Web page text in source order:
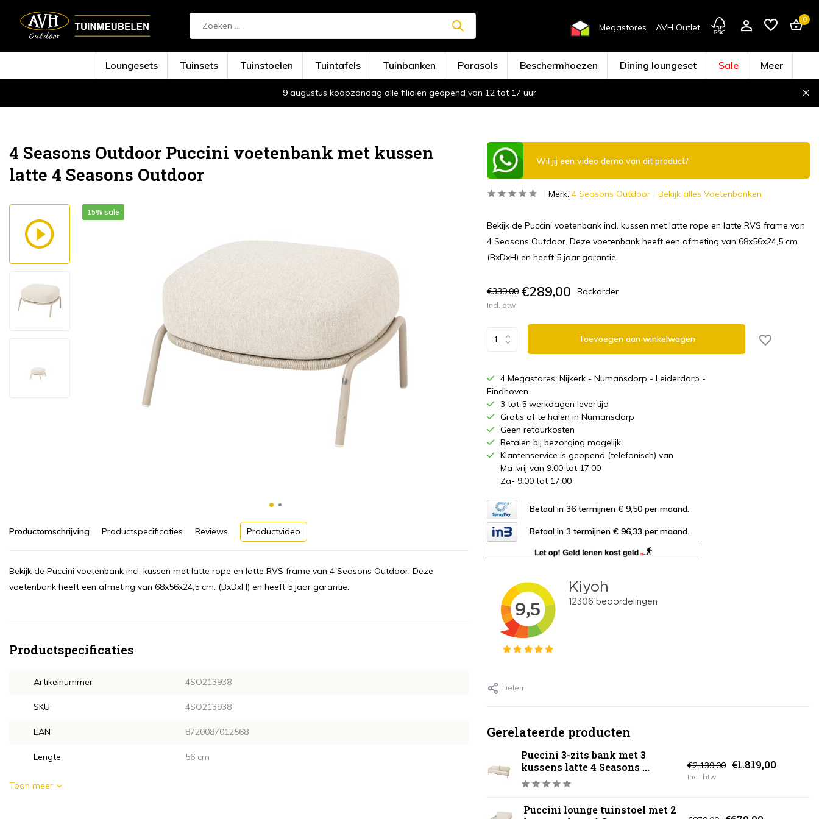
Megastores AVH Outlet
0
Loungesets Tuinsets Tuinstoelen Tuintafels Tuinbanken Parasols Beschermhoezen Dining loungeset Sale Meer
9 augustus koopzondag alle filialen geopend van 12 tot 17 uur
4 Seasons Outdoor Puccini voetenbank met kussen
latte 4 Seasons Outdoor
15% sale
Productomschrijving Productspecificaties Reviews Productvideo
Bekijk de Puccini voetenbank incl. kussen met latte rope en latte RVS frame van 4 Seasons Outdoor. Deze
voetenbank heeft een afmeting van 68x56x24,5 cm. (BxDxH) en heeft 5 jaar garantie.
Productspecificaties
Artikelnummer 4SO213938
SKU 4SO213938
EAN 8720087012568
Lengte 56 cm
Toon meer
Wil jij een video demo van dit product?
Merk: 4 Seasons Outdoor Bekijk alles Voetenbanken
Bekijk de Puccini voetenbank incl. kussen met latte rope en latte RVS frame van
4 Seasons Outdoor. Deze voetenbank heeft een afmeting van 68x56x24,5 cm.
(BxDxH) en heeft 5 jaar garantie.
€339,00 €289,00 Backorder
Incl. btw
Toevoegen aan winkelwagen
4 Megastores: Nijkerk - Numansdorp - Leiderdorp -
Eindhoven
3 tot 5 werkdagen levertijd
Gratis af te halen in Numansdorp
Geen retourkosten
Betalen bij bezorging mogelijk
Klantenservice is geopend (telefonisch) van
Ma-vrij van 9:00 tot 17:00
Za- 9:00 tot 17:00
Betaal in 36 termijnen € 9,50 per maand.
Betaal in 3 termijnen € 96,33 per maand.
Delen
Gerelateerde producten
Puccini 3-zits bank met 3
kussens latte 4 Seasons ...
€2.139,00 €1.819,00
Incl. btw
Puccini lounge tuinstoel met 2